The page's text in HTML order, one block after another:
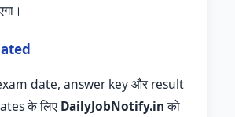
date, answer key और result
के लिए DailyJobNotify.inको